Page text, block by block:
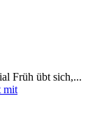
Früh übt sich,...